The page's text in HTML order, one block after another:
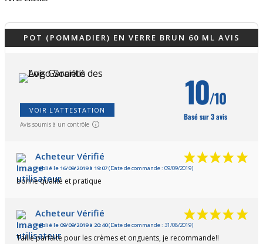
(3 avis)
POT (POMMADIER) EN VERRE BRUN 60 ML AVIS
VOIR L'ATTESTATION
Avis soumis à un contrôle
10/10
Basé sur 3 avis
Acheteur Vérifié
Publié le 16/09/2019 à 19:07(Date de commande : 09/09/2019)
bonne qualité et pratique
Acheteur Vérifié
Publié le 09/09/2019 à 20:40(Date de commande : 31/08/2019)
Taille parfaite pour les crèmes et onguents, je recommande!!